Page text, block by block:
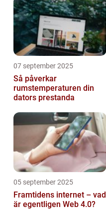
07 september 2025
Så påverkar
rumstemperaturen din
dators prestanda
05 september 2025
Framtidens internet – vad
är egentligen Web 4.0?